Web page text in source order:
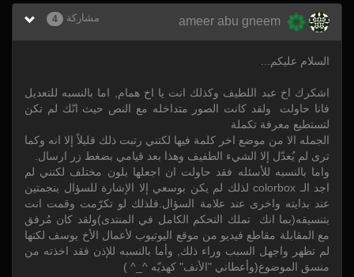
ameer abu gneem مشاركة 4
السلام عليكم...
اشكرك اخ عبد اللطيف وكذلك انت يا اخ همام, اما بالنسبه للتعديل
فانا حاولت ولقد كانت الصور متداخله مع النص حيث انّك لم تكن
لتستطيع معرفة تكملة
الجمله الا من موضع اخر كلمة فيها لكنني رتبت ذلك قليلاً إلا انه وكما
ترى لم يُعدّل إلا الشيء الطفيف وهذا بعد قيامي بضغط زر ارسال.
واما بالنسبه للأسئله فقد حاولت ان اجعلها بلون مختلف لكنني لم
اجد الـ colorbox لذلك لم يكن بوسعي إلا الإشارة للسؤال بنجمتين
عند بدايته واخرى عند علامة السؤال.فلذلك لو تكرّمت وقمت انت
بتنسيقه(بما انك تملك التحكم الكامل في المنتدى)ولقد كان مُرفق
مع المقابلة مقاطع فيديو من موقع اليوتيوب لأعمال الأخ يوسف لكنها
لم تظهر واجهل السبب وراء ذلك, وأما بالنسبه للإذن فقد اخذته من
منسق الموضوع(وأعطاني "الأنف" كهديّه ^_^ )